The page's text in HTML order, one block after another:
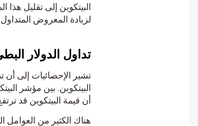
البيتكوين إلى تقليل هذا
لزيادة المعروض المتداول
تداول الدولار
تشير الإحصائيات إلى أن
أن قيمة البيتكوين قد
هناك الكثير من العوامل